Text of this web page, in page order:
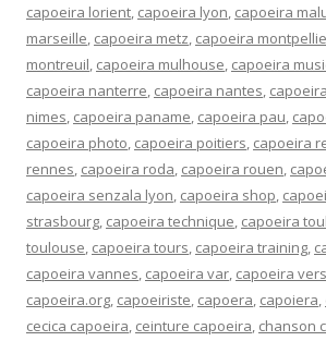
capoeira lorient, capoeira lyon, capoeira
marseille, capoeira metz, capoeira
montreuil, capoeira mulhouse, capoeira
capoeira nanterre, capoeira nantes,
nimes, capoeira paname, capoeira pau,
capoeira photo, capoeira poitiers, capoeira
rennes, capoeira roda, capoeira rouen,
capoeira senzala lyon, capoeira shop,
strasbourg, capoeira technique, capoeira
toulouse, capoeira tours, capoeira training,
capoeira vannes, capoeira var, capoeira
capoeira.org, capoeiriste, capoera, capoiera,
cecica capoeira, ceinture capoeira, chanson